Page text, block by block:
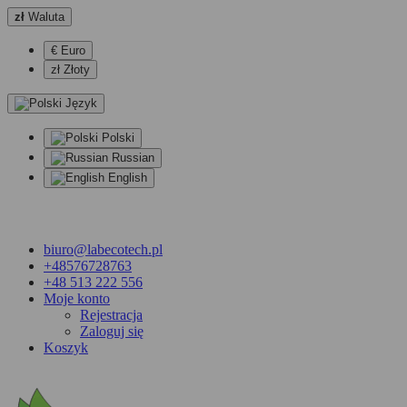
zł Waluta
€ Euro
zł Złoty
Język
Polski
Russian
English
biuro@labecotech.pl
+48576728763
+48 513 222 556
Moje konto
Rejestracja
Zaloguj się
Koszyk